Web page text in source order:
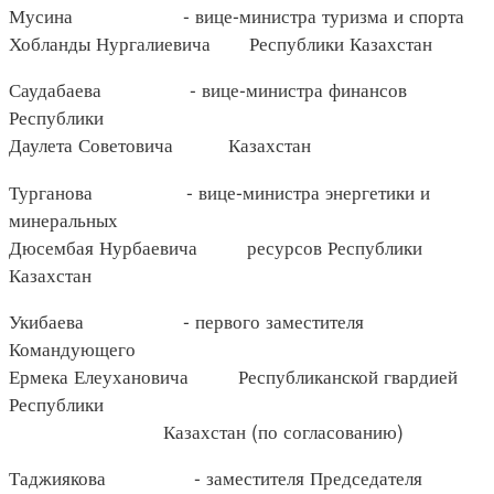
Мусина - вице-министра туризма и спорта
Хобланды Нургалиевича Республики Казахстан
Саудабаева - вице-министра финансов
Республики
Даулета Советовича Казахстан
Турганова - вице-министра энергетики и
минеральных
Дюсембая Нурбаевича ресурсов Республики
Казахстан
Укибаева - первого заместителя
Командующего
Ермека Елеухановича Республиканской гвардией
Республики
Казахстан (по согласованию)
Таджиякова - заместителя Председателя